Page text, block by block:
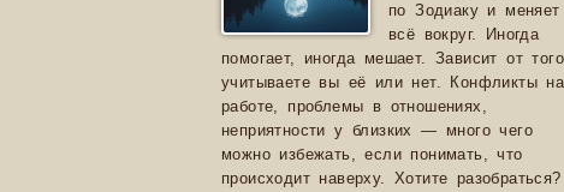
по Зодиаку и меняет
всё вокруг. Иногда
помогает, иногда мешает. Зависит от
учитываете вы её или нет. Конфликты на
работе, проблемы в отношениях,
неприятности у близких — много чего
можно избежать, если понимать, что
происходит наверху. Хотите разобраться?